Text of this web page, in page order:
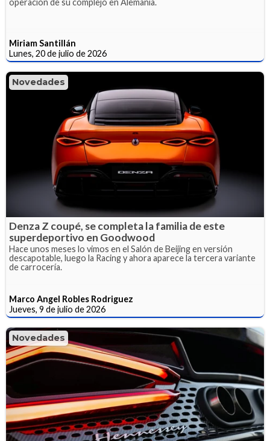
operación de su complejo en Alemania.
Miriam Santillán
Lunes, 20 de julio de 2026
Novedades
Denza Z coupé, se completa la familia de este
superdeportivo en Goodwood
Hace unos meses lo vimos en el Salón de Beijing en versión
descapotable, luego la Racing y ahora aparece la tercera variante
de carrocería.
Marco Angel Robles Rodriguez
Jueves, 9 de julio de 2026
Novedades